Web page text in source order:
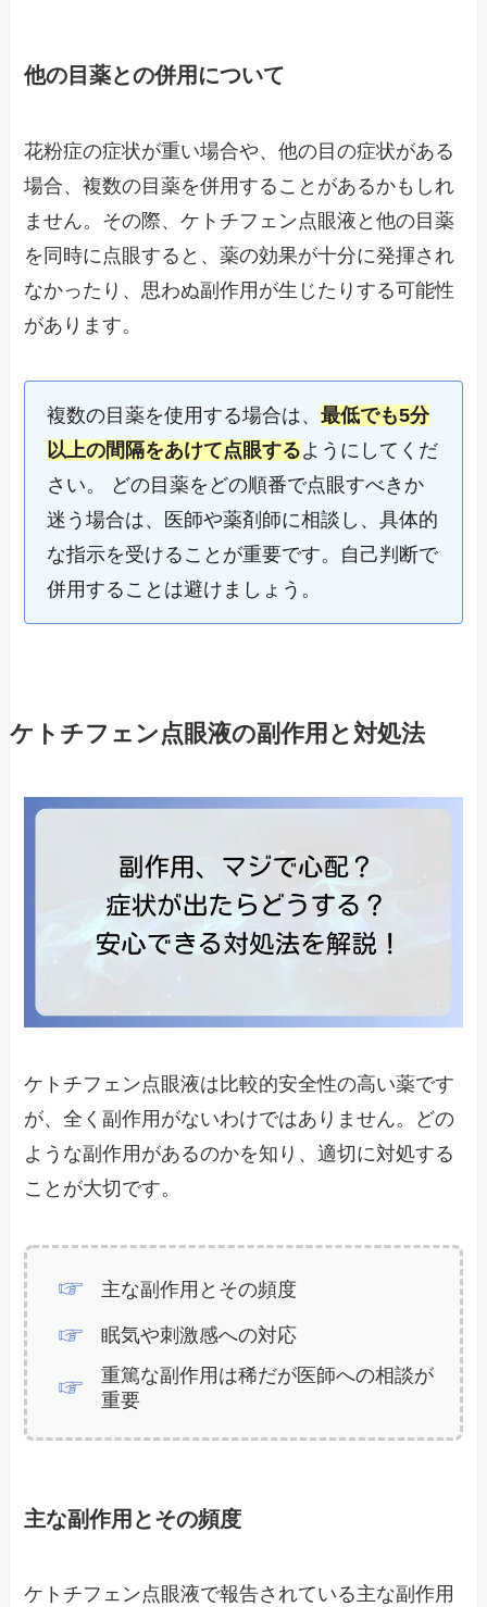
他の目薬との併用について
花粉症の症状が重い場合や、他の目の症状がある
場合、複数の目薬を併用することがあるかもしれ
ません。その際、ケトチフェン点眼液と他の目薬
を同時に点眼すると、薬の効果が十分に発揮され
なかったり、思わぬ副作用が生じたりする可能性
があります。
複数の目薬を使用する場合は、最低でも5分
以上の間隔をあけて点眼するようにしてくだ
さい。 どの目薬をどの順番で点眼すべきか
迷う場合は、医師や薬剤師に相談し、具体的
な指示を受けることが重要です。自己判断で
併用することは避けましょう。
ケトチフェン点眼液の副作用と対処法
ケトチフェン点眼液は比較的安全性の高い薬です
が、全く副作用がないわけではありません。どの
ような副作用があるのかを知り、適切に対処する
ことが大切です。
主な副作用とその頻度
眠気や刺激感への対応
重篤な副作用は稀だが医師への相談が
重要
主な副作用とその頻度
ケトチフェン点眼液で報告されている主な副作用